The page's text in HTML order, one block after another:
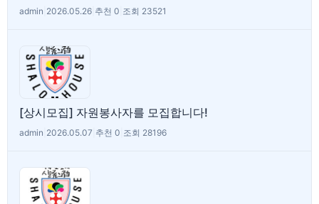
admin 2026.05.26 추천 0 조회 23521
[상시모집] 자원봉사자를 모집합니다!
admin 2026.05.07 추천 0 조회 28196